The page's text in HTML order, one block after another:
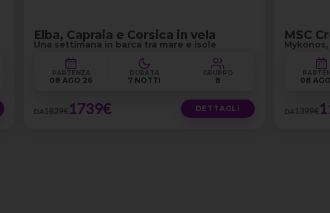
Elba, Capraia e Corsica in vela
Una settimana in barca tra mare e isole
PARTENZA
08 AGO 26
DURATA
7 NOTTI
GRUPPO
8
DA1839€1739€ DETTAGLI
MSC
08
DA1399€